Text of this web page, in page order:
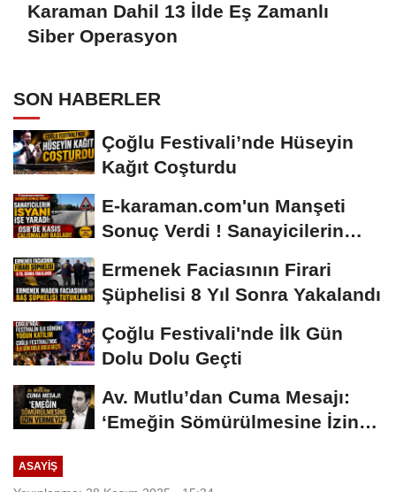
Karaman Dahil 13 İlde Eş Zamanlı
Siber Operasyon
SON HABERLER
Çoğlu Festivali’nde Hüseyin
Kağıt Coşturdu
E-karaman.com'un Manşeti
Sonuç Verdi ! Sanayicilerin
Ermenek Faciasının Firari
Şüphelisi 8 Yıl Sonra Yakalandı
Çoğlu Festivali'nde İlk Gün
Dolu Dolu Geçti
Av. Mutlu’dan Cuma Mesajı:
‘Emeğin Sömürülmesine İzin
ASAYIŞ